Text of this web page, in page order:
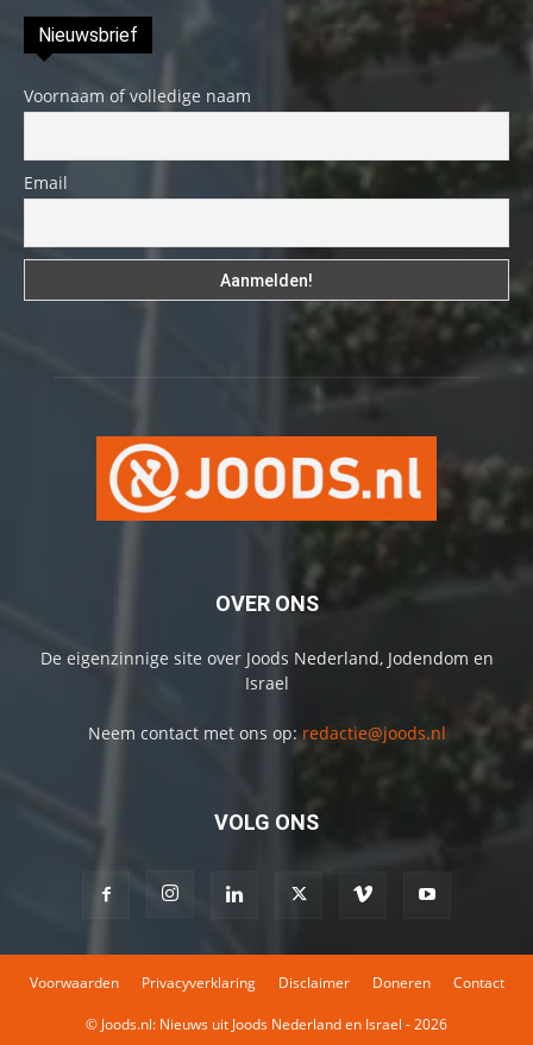
Nieuwsbrief
Voornaam of volledige naam
Email
OVER ONS
De eigenzinnige site over Joods Nederland, Jodendom en
Israel
Neem contact met ons op: redactie@joods.nl
VOLG ONS
Voorwaarden Privacyverklaring Disclaimer Doneren Contact
© Joods.nl: Nieuws uit Joods Nederland en Israel - 2026